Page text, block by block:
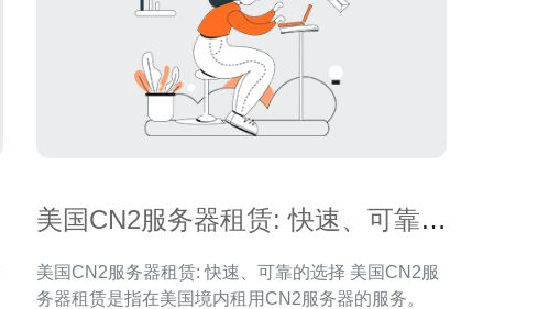
美国CN2服务器租赁: 快速、可靠的
美国CN2服务器租赁: 快速、可靠的选择 美国CN2服
务器租赁是指在美国境内租用CN2服务器的服务。